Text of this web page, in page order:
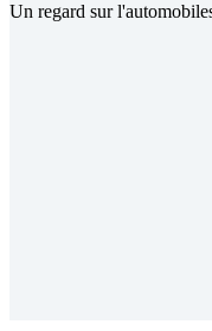
Un regard sur